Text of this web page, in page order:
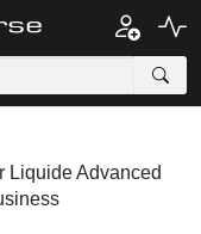
Liquide Advanced